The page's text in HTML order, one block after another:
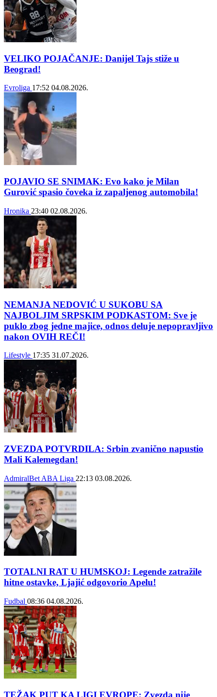
VELIKO POJAČANJE: Danijel Tajs stiže u
Beograd!
Evroliga 17:52 04.08.2026.
POJAVIO SE SNIMAK: Evo kako je Milan
Gurović spasio čoveka iz zapaljenog automobila!
Hronika 23:40 02.08.2026.
NEMANJA NEDOVIĆ U SUKOBU SA
NAJBOLJIM SRPSKIM PODKASTOM: Sve je
puklo zbog jedne majice, odnos deluje nepopravljivo
nakon OVIH REČI!
Lifestyle 17:35 31.07.2026.
ZVEZDA POTVRDILA: Srbin zvanično napustio
Mali Kalemegdan!
AdmiralBet ABA Liga 22:13 03.08.2026.
TOTALNI RAT U HUMSKOJ: Legende zatražile
hitne ostavke, Ljajić odgovorio Apelu!
Fudbal 08:36 04.08.2026.
TEŽAK PUT KA LIGI EVROPE: Zvezda nije